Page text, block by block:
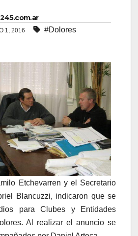
1, 2016 #Dolores
Etchevarren y el Secretario
Blancuzzi, indicaron que se
para Clubes y Entidades
Al realizar el anuncio se